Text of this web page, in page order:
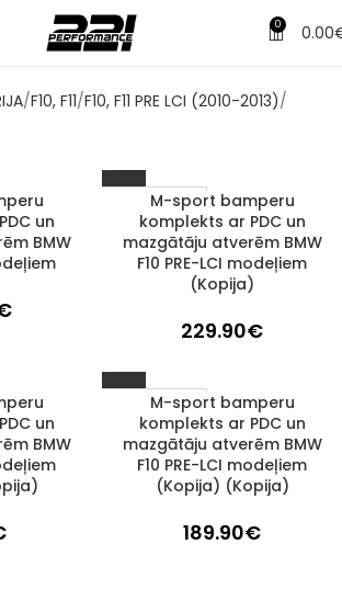
0 0.00
F10, F11 F10, F11 PRE LCI (2010-2013)
un
BMW
1–3 d. d.
M-sport bamperu
komplekts ar PDC un
mazgātāju atverēm BMW
F10 PRE-LCI modeļiem
(Kopija)
229.90€
un
BMW
1–3 d. d.
M-sport bamperu
komplekts ar PDC un
mazgātāju atverēm BMW
F10 PRE-LCI modeļiem
(Kopija) (Kopija)
189.90€